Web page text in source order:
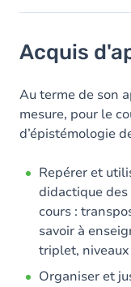
Objectifs
Contenu
Acquis
Au terme de son
mesure, pour le
d’épistémologie
Repérer et
didactique des
cours :
savoir à
triplet, niveaux
Organiser et